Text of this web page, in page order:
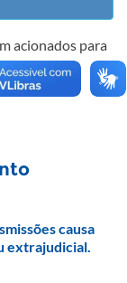
acionados para
causa
extrajudicial.